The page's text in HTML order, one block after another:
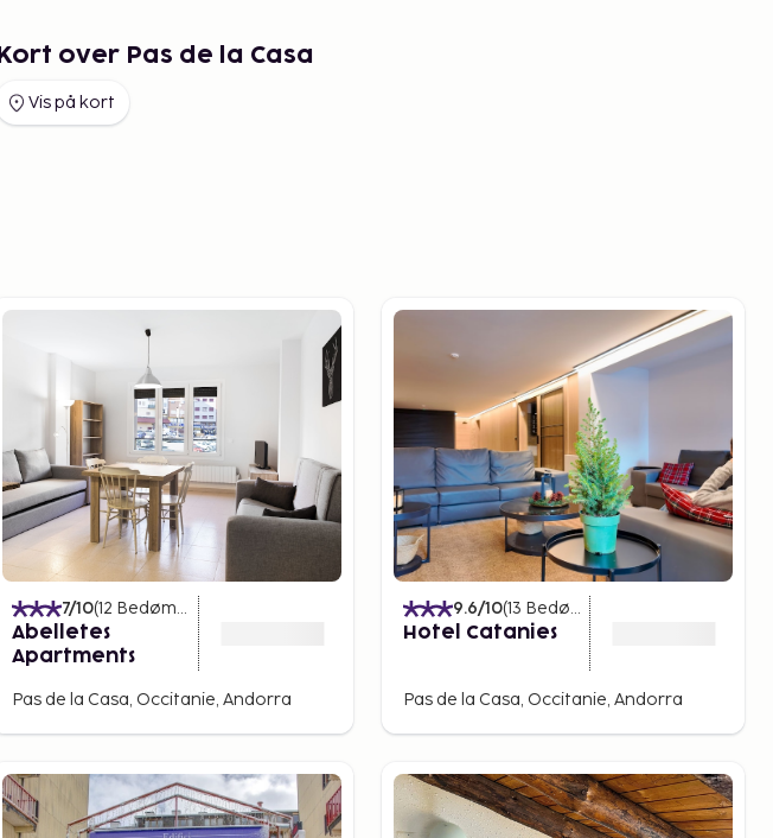
Kort over Pas de la Casa
Vis på kort
7/10(12 Bedømmelser
Abelletes
Apartments
Pas de la Casa, Occitanie, Andorra
9.6/10(13 Bedømmelser
Hotel Catanies
Pas de la Casa, Occitanie, Andorra